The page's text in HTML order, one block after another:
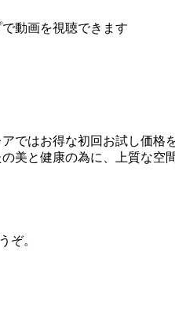
動画を視聴できます
ではお得な初回お試し価格
と健康の為に、上質な
ぞ。